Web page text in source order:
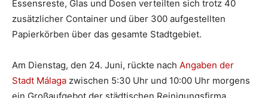
Essensreste, Glas und Dosen verteilten sich trotz 40
zusätzlicher Container und über 300 aufgestellten
Papierkörben über das gesamte Stadtgebiet.
Am Dienstag, den 24. Juni, rückte nach Angaben der
Stadt Málaga zwischen 5:30 Uhr und 10:00 Uhr morgens